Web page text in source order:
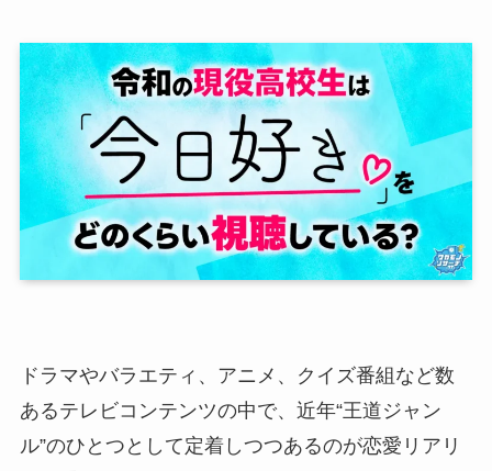
ドラマやバラエティ、アニメ、クイズ番組など数
あるテレビコンテンツの中で、近年“王道ジャン
ル”のひとつとして定着しつつあるのが恋愛リアリ